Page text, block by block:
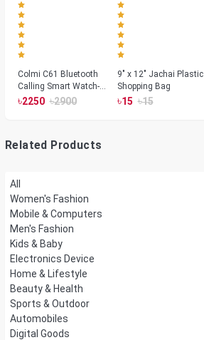
Colmi C61 Bluetooth
Calling Smart Watch-
Silver Color
৳2250 ৳2900
9" x 12" Jachai Plastic
Shopping Bag
৳15 ৳15
Related Products
All
Women's Fashion
Mobile & Computers
Men's Fashion
Kids & Baby
Electronics Device
Home & Lifestyle
Beauty & Health
Sports & Outdoor
Automobiles
Digital Goods